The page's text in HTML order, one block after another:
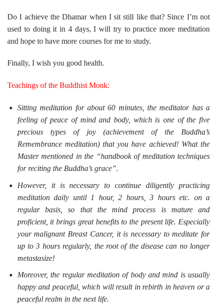
Do I achieve the Dhamar when I sit still like that? Since I’m not
used to doing it in 4 days, I will try to practice more meditation
and hope to have more courses for me to study.
Finally, I wish you good health.
Teachings of the Buddhist Monk:
Sitting meditation for about 60 minutes, the meditator has a
feeling of peace of mind and body, which is one of the five
precious types of joy (achievement of the Buddha’s
Remembrance meditation) that you have achieved! What the
Master mentioned in the “handbook of meditation techniques
for reciting the Buddha’s grace”.
However, it is necessary to continue diligently practicing
meditation daily until 1 hour, 2 hours, 3 hours etc. on a
regular basis, so that the mind process is mature and
proficient, it brings great benefits to the present life. Especially
your malignant Breast Cancer, it is necessary to meditate for
up to 3 hours regularly, the root of the disease can no longer
metastasize!
Moreover, the regular meditation of body and mind is usually
happy and peaceful, which will result in rebirth in heaven or a
peaceful realm in the next life.